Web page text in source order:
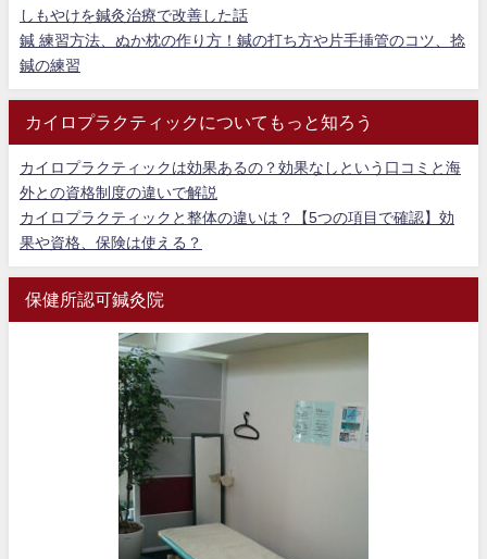
しもやけを鍼灸治療で改善した話
鍼 練習方法、ぬか枕の作り方！鍼の打ち方や片手挿管のコツ、捻
鍼の練習
カイロプラクティックについてもっと知ろう
カイロプラクティックは効果あるの？効果なしという口コミと海
外との資格制度の違いで解説
カイロプラクティックと整体の違いは？【5つの項目で確認】効
果や資格、保険は使える？
保健所認可鍼灸院